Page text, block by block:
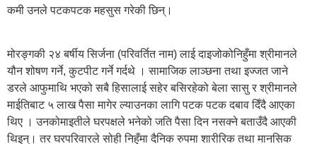
कमी उनले पटकपटक महसुस गरेकी छिन्।
मोरङ्गकी २४ बर्षीय सिर्जना (परिवर्तित नाम) लाई दाइजोकोनिहुँमा श्रीमानले
यौन शोषण गर्ने, कुटपीट गर्ने गर्दथे । सामाजिक लाञ्छना तथा इज्जत जाने
डरले आफुमाथि भएको सबै हिसालाई सहेर बसिरहेको बेला सासु र श्रीमानले
माईतिबाट ५ लाख पैसा मागेर ल्याउनका लागि पटक पटक दबाव दिँदै आएका
थिए । उनकोमाइतीले घरपक्षले भनेको जति पैसा दिन नसक्ने बताउँदै आएकी
थिइन्। तर घरपरिवारले सोही निहुँमा दैनिक रुपमा शारीरिक तथा मानसिक